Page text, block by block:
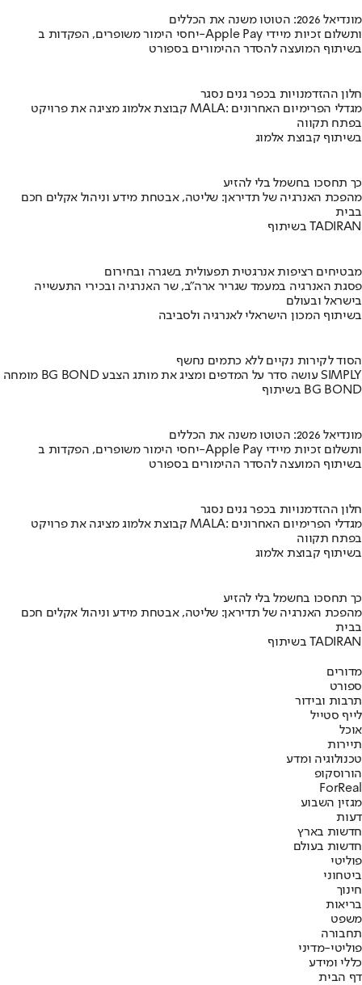
מונדיאל 2026: הטוטו משנה את הכללים
יחסי הימור משופרים, הפקדות ב-Apple Pay ותשלום זכיות מיידי
בשיתוף המועצה להסדר ההימורים בספורט
חלון ההזדמנויות בכפר גנים נסגר
קבוצת אלמוג מציגה את פרויקט MALA: מגדלי הפרימיום האחרונים
בפתח תקווה
בשיתוף קבוצת אלמוג
כך תחסכו בחשמל בלי להזיע
מהפכת האנרגיה של תדיראן: שליטה, אבטחת מידע וניהול אקלים חכם
בבית
בשיתוף TADIRAN
מבטיחים רציפות אנרגטית תפעולית בשגרה ובחירום
פסגת האנרגיה במעמד שגריר ארה"ב, שר האנרגיה ובכירי התעשייה
בישראל ובעולם
בשיתוף המכון הישראלי לאנרגיה ולסביבה
הסוד לקירות נקיים ללא כתמים נחשף
מומחה BG BOND עושה סדר על המדפים ומציג את מותג הצבע SIMPLY
בשיתוף BG BOND
מונדיאל 2026: הטוטו משנה את הכללים
יחסי הימור משופרים, הפקדות ב-Apple Pay ותשלום זכיות מיידי
בשיתוף המועצה להסדר ההימורים בספורט
חלון ההזדמנויות בכפר גנים נסגר
קבוצת אלמוג מציגה את פרויקט MALA: מגדלי הפרימיום האחרונים
בפתח תקווה
בשיתוף קבוצת אלמוג
כך תחסכו בחשמל בלי להזיע
מהפכת האנרגיה של תדיראן: שליטה, אבטחת מידע וניהול אקלים חכם
בבית
בשיתוף TADIRAN
מדורים
ספורט
תרבות ובידור
לייף סטייל
אוכל
תיירות
טכנולוגיה ומדע
הורוסקופ
ForReal
מגזין השבוע
דעות
חדשות בארץ
חדשות בעולם
פוליטי
ביטחוני
חינוך
בריאות
משפט
תחבורה
פוליטי-מדיני
כללי ומידע
דף הבית